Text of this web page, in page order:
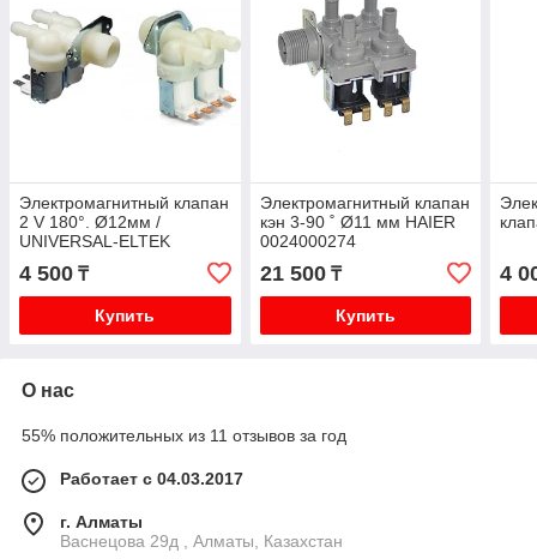
Электромагнитный клапан
2 V 180°. Ø12мм /
UNIVERSAL-ELTEK
4 500 ₸
Купить
Электромагнитный клапан
кэн 3-90 ˚ Ø11 мм HAIER
0024000274
21 500₸
Купить
4
О нас
55% положительных из 11 отзывов за год
Работает с 04.03.2017
г. Алматы
Васнецова 29д , Алматы, Казахстан